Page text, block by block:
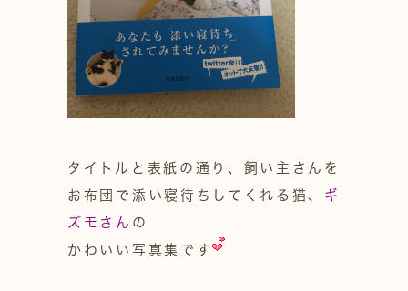
タイトルと表紙の通り、飼い主さんを
お布団で添い寝待ちしてくれる猫、 ギ
ズモさん の
かわいい写真集です